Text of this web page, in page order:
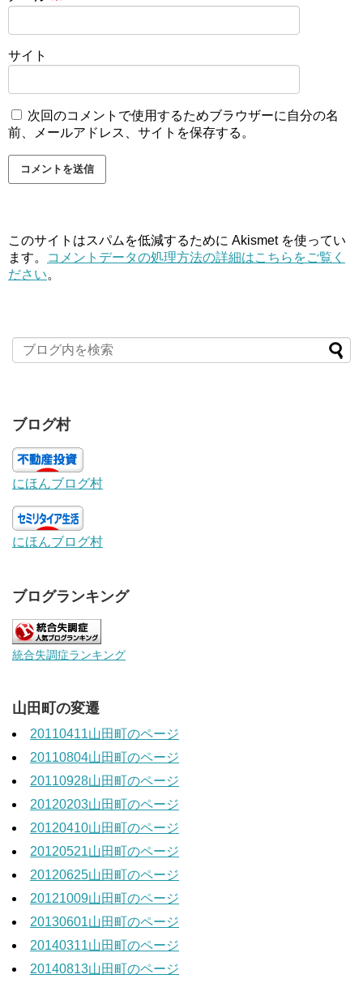
サイト
次回のコメントで使用するためブラウザーに自分の名
前、メールアドレス、サイトを保存する。
このサイトはスパムを低減するために Akismet を使ってい
ます。
コメントデータの処理方法の詳細はこちらをご覧く
ださい。
ブログ村
にほんブログ村
にほんブログ村
ブログランキング
統合失調症ランキング
山田町の変遷
20110411山田町のページ
20110804山田町のページ
20110928山田町のページ
20120203山田町のページ
20120410山田町のページ
20120521山田町のページ
20120625山田町のページ
20121009山田町のページ
20130601山田町のページ
20140311山田町のページ
20140813山田町のページ